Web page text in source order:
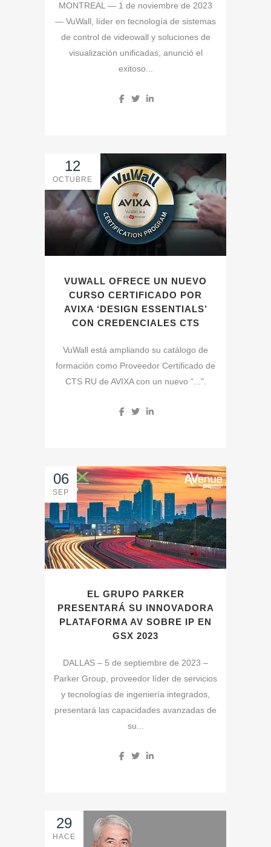
MONTREAL — 1 de noviembre de 2023
— VuWall, líder en tecnología de sistemas
de control de videowall y soluciones de
visualización unificadas, anunció el
exitoso...
12
OCTUBRE
VUWALL OFRECE UN NUEVO
CURSO CERTIFICADO POR
AVIXA ‘DESIGN ESSENTIALS’
CON CREDENCIALES CTS
VuWall está ampliando su catálogo de
formación como Proveedor Certificado de
CTS RU de AVIXA con un nuevo “...".
06
SEP
EL GRUPO PARKER
PRESENTARÁ SU INNOVADORA
PLATAFORMA AV SOBRE IP EN
GSX 2023
DALLAS – 5 de septiembre de 2023 –
Parker Group, proveedor líder de servicios
y tecnologías de ingeniería integrados,
presentará las capacidades avanzadas de
su...
29
HACE